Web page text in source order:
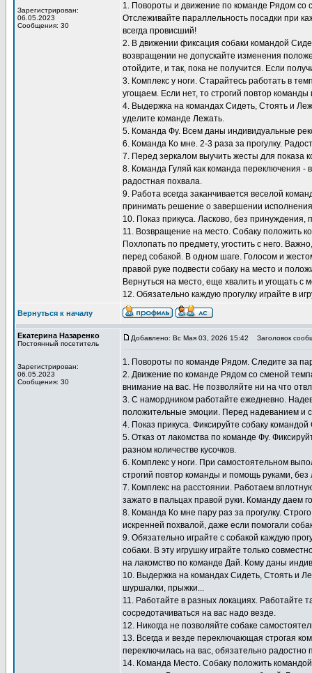
Зарегистрирован:
06.05.2023
Сообщения: 30
1. Повороты и движение по команде Рядом со
Отслеживайте параллельность посадки при
всегда провисший!
2. В движении фиксация собаки командой
возвращении не допускайте изменения
отойдите, и так, пока не получится. Если
3. Комплекс у ноги. Старайтесь работать в
угощаем. Если нет, то строгий повтор
4. Выдержка на командах Сидеть, Стоять и
уделите команде Лежать.
5. Команда Фу. Всем даны индивидуальные
6. Команда Ко мне. 2-3 раза за прогулку.
7. Перед зеркалом выучить жесты для показа
8. Команда Гуляй как команда переключения -
радостная похвала.
9. Работа всегда заканчивается веселой
принимать решение о завершении
10. Показ прикуса. Ласково, без принуждения,
11. Возвращение на место. Собаку положить
Похлопать по предмету, угостить с него.
перед собакой. В одном шаге. Голосом и
правой руке подвести собаку на место и
Вернуться на место, еще хвалить и угощать с
12. Обязательно каждую прогулку играйте в
Вернуться к началу
Екатерина Назаренко
Постоянный посетитель
Зарегистрирован:
06.05.2023
Сообщения: 30
Добавлено: Вс Мая 03, 2026 15:42 Заголовок
1. Повороты по команде Рядом. Следите за
2. Движение по команде Рядом со сменой
внимание на вас. Не позволяйте ни на что
3. С намордником работайте ежедневно.
положительные эмоции. Перед надеванием и
4. Показ прикуса. Фиксируйте собаку
5. Отказ от лакомства по команде Фу.
разном количестве кусочков.
6. Комплекс у ноги. При самостоятельном
строгий повтор команды и помощь руками, без
7. Комплекс на расстоянии. Работаем
зажато в пальцах правой руки. Команду даем
8. Команда Ко мне пару раз за прогулку.
искренней похвалой, даже если помогали
9. Обязательно играйте с собакой каждую
собаки. В эту игрушку играйте только
на лакомство по команде Дай. Кому даны
10. Выдержка на командах Сидеть, Стоять и
шуршалки, прыжки...
11. Работайте в разных локациях. Работайте
сосредотачиваться на вас надо везде.
12. Никогда не позволяйте собаке
13. Всегда и везде переключающая строгая
переключилась на вас, обязательно радостно
14. Команда Место. Собаку положить